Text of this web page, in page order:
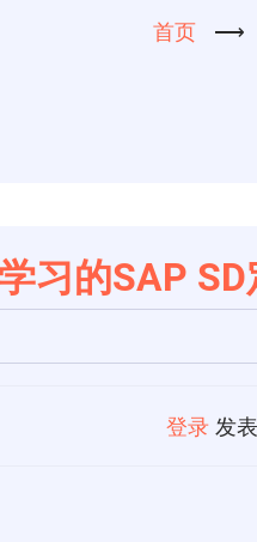
首页 ⟶
习的SAP
登录 发